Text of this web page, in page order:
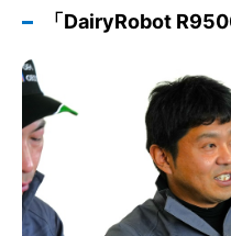
「DairyRobot